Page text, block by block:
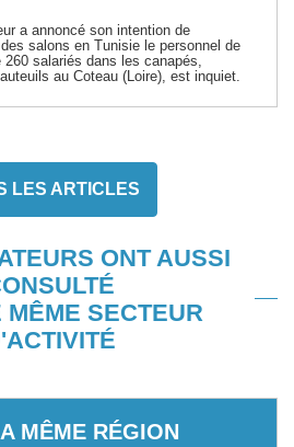
a annoncé son intention de
salons en Tunisie le personnel de
salariés dans les canapés,
au Coteau (Loire), est inquiet.
LES ARTICLES
ONT AUSSI
MÊME SECTEUR
MÊME RÉGION